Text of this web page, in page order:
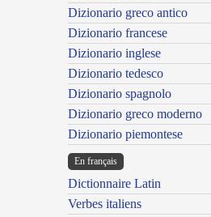
Dizionario greco antico
Dizionario francese
Dizionario inglese
Dizionario tedesco
Dizionario spagnolo
Dizionario greco moderno
Dizionario piemontese
En français
Dictionnaire Latin
Verbes italiens